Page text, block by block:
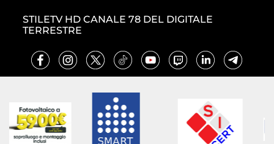
STILETV HD CANALE 78 DEL DIGITALE
TERRESTRE